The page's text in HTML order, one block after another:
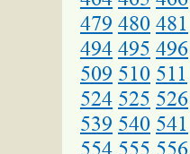
479 480 481
494 495 496
509 510 511
524 525 526
539 540 541